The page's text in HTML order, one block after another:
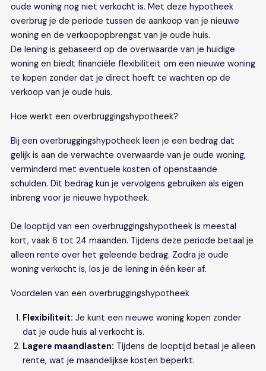
oude woning nog niet verkocht is. Met deze hypotheek
overbrug je de periode tussen de aankoop van je nieuwe
woning en de verkoopopbrengst van je oude huis.
De lening is gebaseerd op de overwaarde van je huidige
woning en biedt financiële flexibiliteit om een nieuwe woning
te kopen zonder dat je direct hoeft te wachten op de
verkoop van je oude huis.
Hoe werkt een overbruggingshypotheek?
Bij een overbruggingshypotheek leen je een bedrag dat
gelijk is aan de verwachte overwaarde van je oude woning,
verminderd met eventuele kosten of openstaande
schulden. Dit bedrag kun je vervolgens gebruiken als eigen
inbreng voor je nieuwe hypotheek.
De looptijd van een overbruggingshypotheek is meestal
kort, vaak 6 tot 24 maanden. Tijdens deze periode betaal je
alleen rente over het geleende bedrag. Zodra je oude
woning verkocht is, los je de lening in één keer af.
Voordelen van een overbruggingshypotheek
Flexibiliteit: Je kunt een nieuwe woning kopen zonder
dat je oude huis al verkocht is.
Lagere maandlasten: Tijdens de looptijd betaal je alleen
rente, wat je maandelijkse kosten beperkt.